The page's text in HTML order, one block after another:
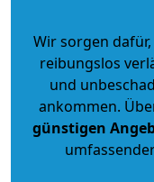
Wir sorgen
reibungslos
und
ankommen.
günstigen